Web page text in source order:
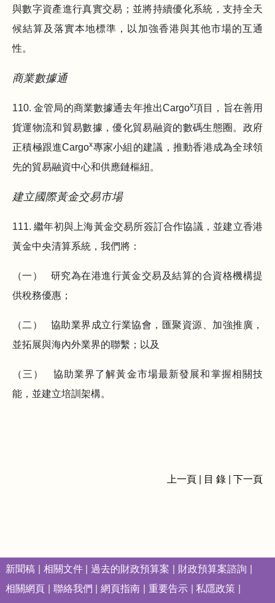
與數字資產進行真實交易；並將持續優化系統，支持全天
候結算及落實本地標準，以加強香港與其他市場的互通
性。
商業數據通
110. 金管局的商業數據通去年推出Cargox項目，旨在善用
貨運物流和貿易數據，優化貿易融資的數碼生態圈。政府
正積極跟進Cargox專家小組的建議，推動香港成為全球領
先的貿易融資中心和供應鏈樞紐。
建立國際黃金交易市場
111. 繼年初與上海黃金交易所簽訂合作協議，並建立香港
黃金中央清算系統，我們將：
（一） 研究為在港進行黃金交易及結算的合資格機構提
供稅務優惠；
（二） 協助業界成立行業協會，匯聚資源、加強推廣，
並拓展與海內外業界的聯繫；以及
（三） 協助業界了解黃金市場最新發展和掌握相關技
能，並建立培訓架構。
上一頁 目 錄 下一頁
新聞稿 相關文件 過去的財政預算案
財政預算案諮詢
相關網頁
聯絡我們 網頁指南 重要告示 私隱政策